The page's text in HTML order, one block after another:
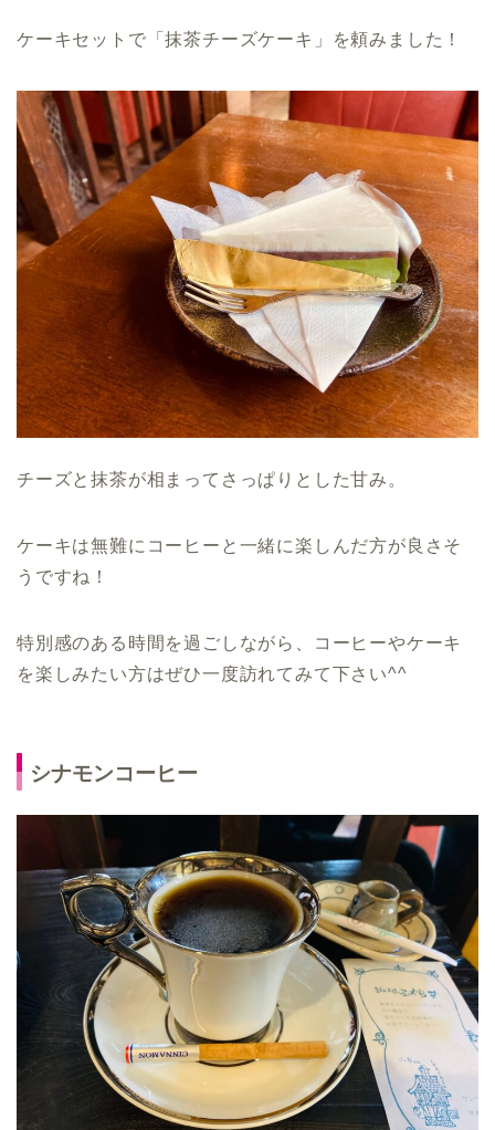
ケーキセットで「抹茶チーズケーキ」を頼みました！
チーズと抹茶が相まってさっぱりとした甘み。
ケーキは無難にコーヒーと一緒に楽しんだ方が良さそ
うですね！
特別感のある時間を過ごしながら、コーヒーやケーキ
を楽しみたい方はぜひ一度訪れてみて下さい^^
シナモンコーヒー